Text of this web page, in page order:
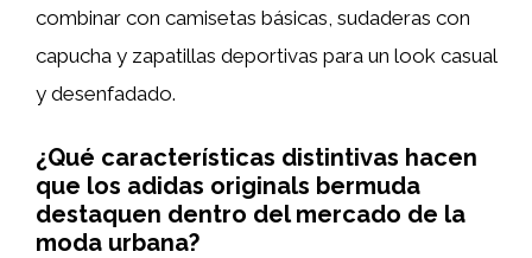
combinar con camisetas básicas, sudaderas con
capucha y zapatillas deportivas para un look casual
y desenfadado.
¿Qué características distintivas hacen
que los adidas originals bermuda
destaquen dentro del mercado de la
moda urbana?